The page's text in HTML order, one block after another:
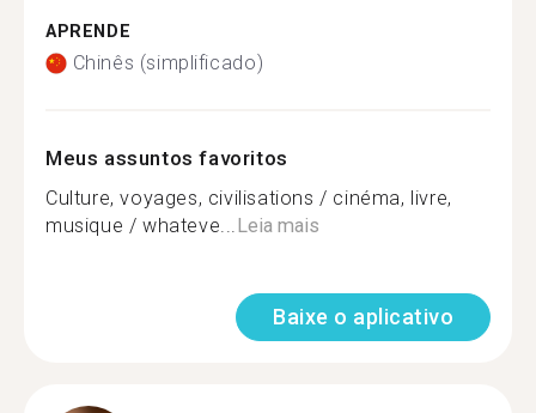
APRENDE
Chinês (simplificado)
Meus assuntos favoritos
Culture, voyages, civilisations / cinéma, livre,
musique / whateve...Leia mais
Baixe o aplicativo